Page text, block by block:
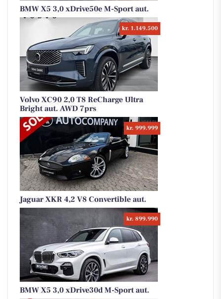
BMW X5 3,0 xDrive50e M-Sport aut.
kr. 1.149.500
Volvo XC90 2,0 T8 ReCharge Ultra
Bright aut. AWD 7prs
kr. 999.999
Jaguar XKR 4,2 V8 Convertible aut.
kr. 899.990
BMW X5 3,0 xDrive30d M-Sport aut.